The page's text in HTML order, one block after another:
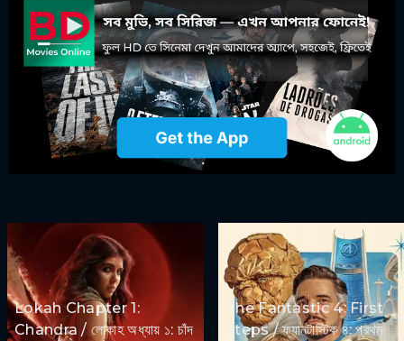
Lokah Chapter 1:
Chandra / লোকাহ অধ্যায় ১: চাঁদ
The Fantastic 4: First
Steps / ফ্যানটাস্টিক ৪: প্রথম